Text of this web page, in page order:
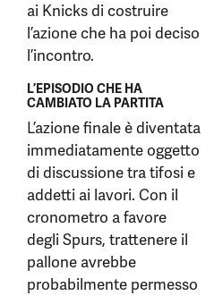
ai Knicks di costruire
l’azione che ha poi deciso
l’incontro.
L’EPISODIO CHE HA
CAMBIATO LA PARTITA
L’azione finale è diventata
immediatamente oggetto
di discussione tra tifosi e
addetti ai lavori. Con il
cronometro a favore
degli Spurs, trattenere il
pallone avrebbe
probabilmente permesso